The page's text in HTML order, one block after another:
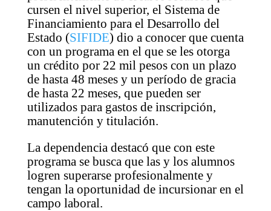
cursen el nivel superior, el Sistema de
Financiamiento para el Desarrollo del
Estado (SIFIDE) dio a conocer que cuenta
con un programa en el que se les otorga
un crédito por 22 mil pesos con un plazo
de hasta 48 meses y un período de gracia
de hasta 22 meses, que pueden ser
utilizados para gastos de inscripción,
manutención y titulación.
La dependencia destacó que con este
programa se busca que las y los alumnos
logren superarse profesionalmente y
tengan la oportunidad de incursionar en el
campo laboral.